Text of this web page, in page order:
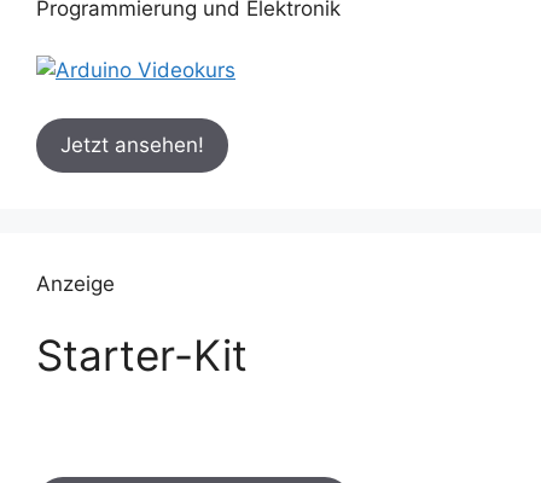
Programmierung und Elektronik
Jetzt ansehen!
Anzeige
Starter-Kit